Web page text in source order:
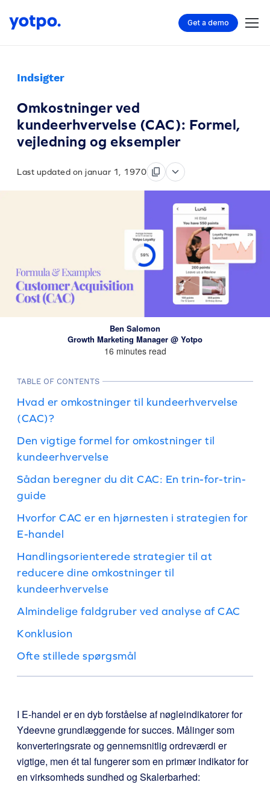
Get a demo
Indsigter
Omkostninger ved
kundeerhvervelse (CAC): Formel,
vejledning og eksempler
Last updated on januar 1, 1970
Ben Salomon
Growth Marketing Manager @ Yotpo
16 minutes read
TABLE OF CONTENTS
Hvad er omkostninger til kundeerhvervelse
(CAC)?
Den vigtige formel for omkostninger til
kundeerhvervelse
Sådan beregner du dit CAC: En trin-for-trin-
guide
Hvorfor CAC er en hjørnesten i strategien for
E-handel
Handlingsorienterede strategier til at
reducere dine omkostninger til
kundeerhvervelse
Almindelige faldgruber ved analyse af CAC
Konklusion
Ofte stillede spørgsmål
I E-handel er en dyb forståelse af nøgleindikatorer for
Ydeevne grundlæggende for succes. Målinger som
konverteringsrate og gennemsnitlig ordreværdi er
vigtige, men ét tal fungerer som en primær indikator for
en virksomheds sundhed og Skalerbarhed: